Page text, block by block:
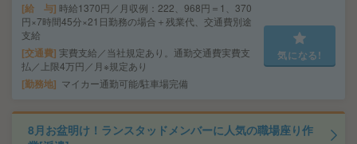
給 与 時給1370円／月収例：222、968円＝1、370
円×7時間45分×21日勤務の場合＋残業代、交通費別途
支給
交通費 実費支給／当社規定あり。通勤交通費実費支
払／上限4万円／月※規定あり
勤務地 マイカー通勤可能/駐車場完備
気になる!
8月お盆明け！ランスタッドメンバーに人気の職場座り作